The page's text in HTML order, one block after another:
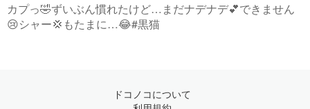
カプっ🤣ずいぶん慣れたけど…まだナデナデ💕できません
😢シャー💢もたまに…😂#黒猫
ドコノコについて